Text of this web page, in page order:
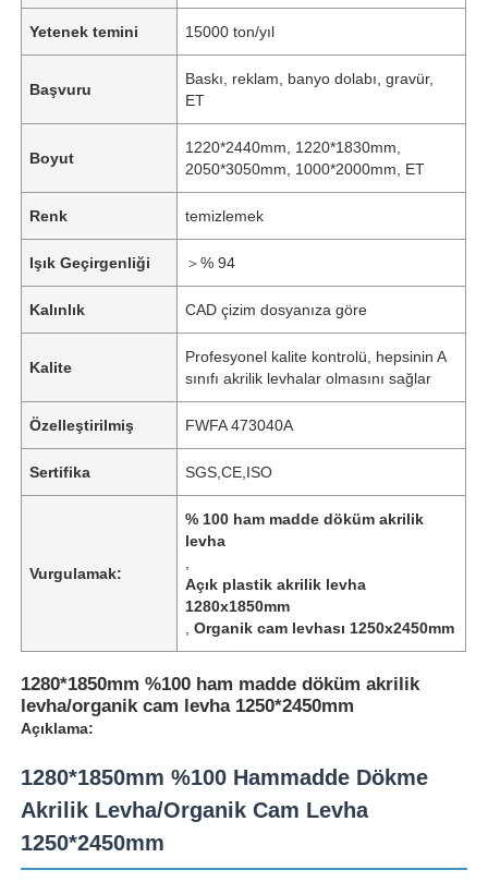
Yetenek temini 15000 ton/yıl
Başvuru
Baskı, reklam, banyo dolabı, gravür,
ET
Boyut
1220*2440mm, 1220*1830mm,
2050*3050mm, 1000*2000mm, ET
Renk temizlemek
Işık Geçirgenliği ＞% 94
Kalınlık CAD çizim dosyanıza göre
Kalite
Profesyonel kalite kontrolü, hepsinin A
sınıfı akrilik levhalar olmasını sağlar
Özelleştirilmiş FWFA 473040A
Sertifika SGS,CE,ISO
Vurgulamak:
% 100 ham madde döküm akrilik
levha
Açık plastik akrilik levha
1280x1850mm
,Organik cam levhası 1250x2450mm
1280*1850mm %100 ham madde döküm akrilik
levha/organik cam levha 1250*2450mm
Açıklama:
1280*1850mm %100 Hammadde Dökme
Akrilik Levha/Organik Cam Levha
1250*2450mm